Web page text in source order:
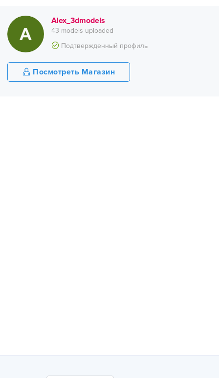
Alex_3dmodels
43 models uploaded
Подтвержденный профиль
Посмотреть Магазин